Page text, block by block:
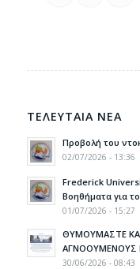
ΤΕΛΕΥΤΑΙΑ ΝΕΑ
Προβολή του
02/07/2026 - 13:36
Frederick
Βοηθήματα για
01/07/2026 - 15:27
ΘΥΜΟΥΜΑΣΤΕ
ΑΓΝΟΟΥΜΕΝΟΥΣ
30/06/2026 - 08:43